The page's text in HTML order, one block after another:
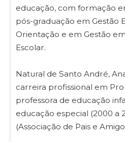
educação, com formação
pós-graduação em Gestão
Orientação e em Gestão
Escolar.
Natural de Santo André,
carreira profissional em
professora de educação
educação especial (2000 a
(Associação de Pais e